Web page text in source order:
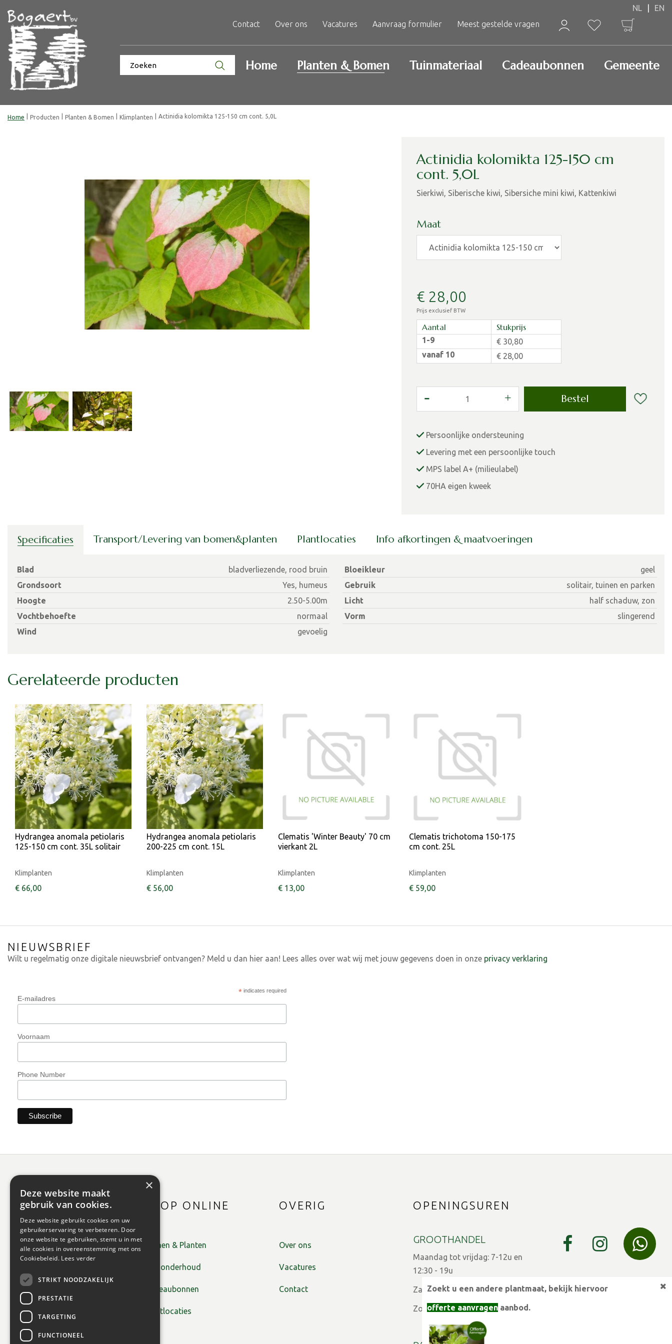
naar
content
Home Producten Planten & Bomen Klimplanten Actinidia kolomikta 125-150 cm cont. 5,0L
Contact Over ons Vacatures Aanvraag formulier Meest gestelde vragen
Home Planten & Bomen Tuinmateriaal Cadeaubonnen Gemeente
Actinidia kolomikta 125-150 cm
cont. 5,0L
Sierkiwi, Siberische kiwi, Sibersiche mini kiwi, Kattenkiwi
Maat
€ 28,00
Prijs exclusief BTW
Aantal Stukprijs
1-9 € 30,80
vanaf 10
€ 28,00
Persoonlijke ondersteuning
Levering met een persoonlijke touch
MPS label A+ (milieulabel)
70HA eigen kweek
Specificaties Transport/Levering van bomen&planten Plantlocaties Info afkortingen & maatvoeringen
Blad bladverliezende, rood bruin Bloeikleur
geel
Grondsoort
Yes, humeus Gebruik
solitair, tuinen en parken
Hoogte
2.50-5.00m Licht
half schaduw, zon
Vochtbehoefte
normaal Vorm
slingerend
Wind
gevoelig
Gerelateerde producten
Hydrangea anomala petiolaris
125-150 cm cont. 35L solitair
Klimplanten
€ 66,00
Hydrangea anomala petiolaris
200-225 cm cont. 15L
Klimplanten
€ 56,00
Clematis 'Winter Beauty' 70 cm
vierkant 2L
Klimplanten
€ 13,00
Clematis trichotoma 150-175
cm cont. 25L
Klimplanten
€ 59,00
NIEUWSBRIEF
Wilt u regelmatig onze digitale nieuwsbrief ontvangen? Meld u dan hier aan! Lees alles over wat wij met jouw gegevens doen in onze privacy verklaring
*indicates required
E-mailadres
Voornaam
Phone Number
SHOP ONLINE
Bomen & Planten
Tuinonderhoud
Cadeaubonnen
Plantlocaties
OVERIG
Over ons
Vacatures
Contact
OPENINGSUREN
GROOTHANDEL
Maandag tot vrijdag: 7-12u en
12:30 - 19u
Zaterdag: 7-12u en 13-15u
Zon- en feestdagen gesloten
Zoekt u een andere plantmaat, bekijk hiervoor
offerte aanvragen aanbod.
×
Deze website maakt
gebruik van cookies.
Deze website gebruikt cookies om uw
gebruikerservaring te verbeteren. Door
onze website te gebruiken, stemt u in met
alle cookies in overeenstemming met ons
Cookiebeleid. Lees verder
STRIKT NOODZAKELIJK
PRESTATIE
TARGETING
FUNCTIONEEL